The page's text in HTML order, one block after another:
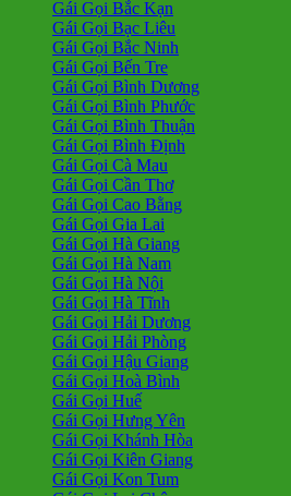
Gái Gọi Bắc Kạn
Gái Gọi Bạc Liêu
Gái Gọi Bắc Ninh
Gái Gọi Bến Tre
Gái Gọi Bình Dương
Gái Gọi Bình Phước
Gái Gọi Bình Thuận
Gái Gọi Bình Định
Gái Gọi Cà Mau
Gái Gọi Cần Thơ
Gái Gọi Cao Bằng
Gái Gọi Gia Lai
Gái Gọi Hà Giang
Gái Gọi Hà Nam
Gái Gọi Hà Nội
Gái Gọi Hà Tĩnh
Gái Gọi Hải Dương
Gái Gọi Hải Phòng
Gái Gọi Hậu Giang
Gái Gọi Hoà Bình
Gái Gọi Huế
Gái Gọi Hưng Yên
Gái Gọi Khánh Hòa
Gái Gọi Kiên Giang
Gái Gọi Kon Tum